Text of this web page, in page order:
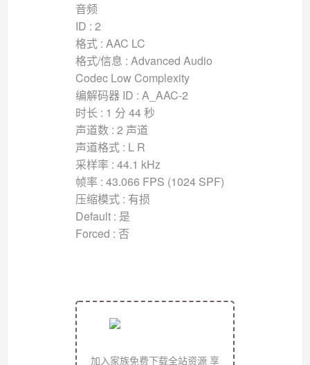
音频
ID : 2
格式 : AAC LC
格式/信息 : Advanced Audio
Codec Low Complexity
编解码器 ID : A_AAC-2
时长 : 1 分 44 秒
声道数 : 2 声道
声道格式 : L R
采样率 : 44.1 kHz
帧率 : 43.066 FPS (1024 SPF)
压缩模式 : 有损
Default : 是
Forced : 否
加入家族免费下载全站资源 享